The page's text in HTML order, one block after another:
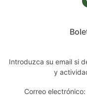
Introduzca su email si
y
Correo electrónico: